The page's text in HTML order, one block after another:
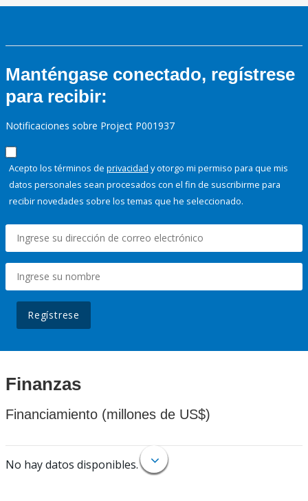
Manténgase conectado, regístrese
para recibir:
Notificaciones sobre Project P001937
Acepto los términos de privacidad y otorgo mi permiso para que mis
datos personales sean procesados con el fin de suscribirme para
recibir novedades sobre los temas que he seleccionado.
Regístrese
Finanzas
Financiamiento (millones de US$)
No hay datos disponibles.